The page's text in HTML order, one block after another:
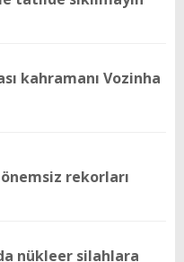
kahramanı Vozinha
önemsiz rekorları
nükleer silahlara